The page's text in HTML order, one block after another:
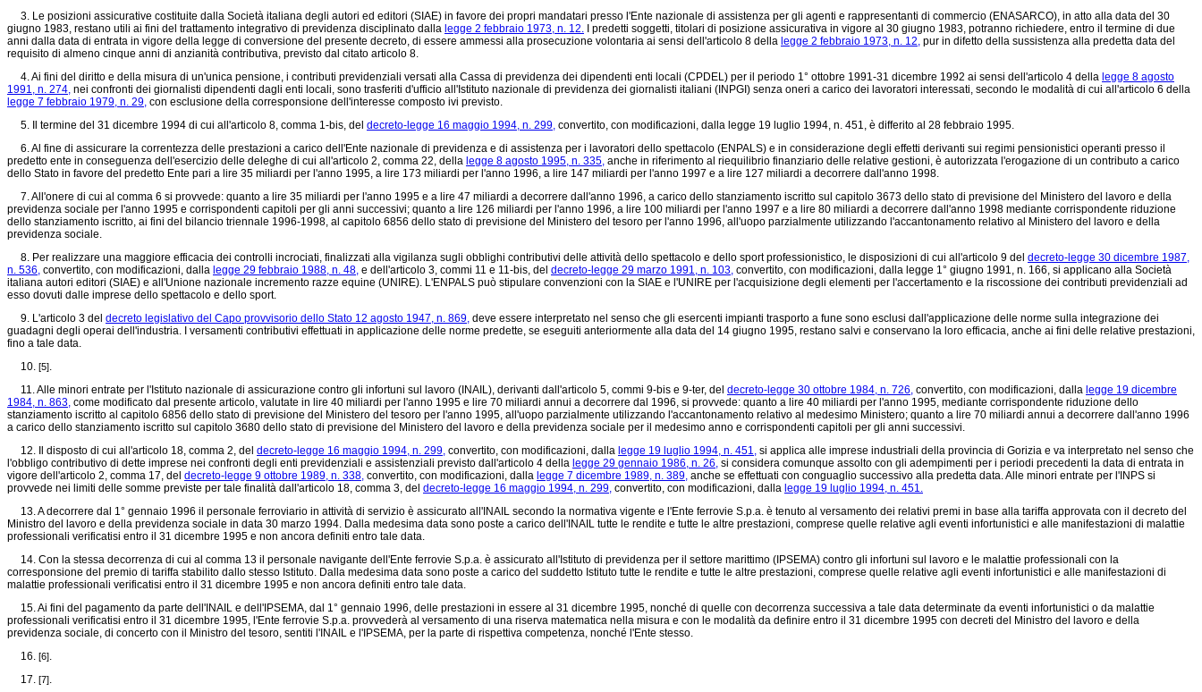
3. Le posizioni assicurative costituite dalla Società italiana degli autori ed editori (SIAE) in favore dei propri mandatari presso l'Ente nazionale di assistenza per gli agenti e rappresentanti di commercio (ENASARCO), in atto alla data del 30
giugno 1983, restano utili ai fini del trattamento integrativo di previdenza disciplinato dalla legge 2 febbraio 1973, n. 12. I predetti soggetti, titolari di posizione assicurativa in vigore al 30 giugno 1983, potranno richiedere, entro il termine di due
anni dalla data di entrata in vigore della legge di conversione del presente decreto, di essere ammessi alla prosecuzione volontaria ai sensi dell'articolo 8 della legge 2 febbraio 1973, n. 12, pur in difetto della sussistenza alla predetta data del
requisito di almeno cinque anni di anzianità contributiva, previsto dal citato articolo 8.
4. Ai fini del diritto e della misura di un'unica pensione, i contributi previdenziali versati alla Cassa di previdenza dei dipendenti enti locali (CPDEL) per il periodo 1° ottobre 1991-31 dicembre 1992 ai sensi dell'articolo 4 della legge 8 agosto
1991, n. 274, nei confronti dei giornalisti dipendenti dagli enti locali, sono trasferiti d'ufficio all'Istituto nazionale di previdenza dei giornalisti italiani (INPGI) senza oneri a carico dei lavoratori interessati, secondo le modalità di cui all'articolo 6 della
legge 7 febbraio 1979, n. 29, con esclusione della corresponsione dell'interesse composto ivi previsto.
5. Il termine del 31 dicembre 1994 di cui all'articolo 8, comma 1-bis, del decreto-legge 16 maggio 1994, n. 299, convertito, con modificazioni, dalla legge 19 luglio 1994, n. 451, è differito al 28 febbraio 1995.
6. Al fine di assicurare la correntezza delle prestazioni a carico dell'Ente nazionale di previdenza e di assistenza per i lavoratori dello spettacolo (ENPALS) e in considerazione degli effetti derivanti sui regimi pensionistici operanti presso il
predetto ente in conseguenza dell'esercizio delle deleghe di cui all'articolo 2, comma 22, della legge 8 agosto 1995, n. 335, anche in riferimento al riequilibrio finanziario delle relative gestioni, è autorizzata l'erogazione di un contributo a carico
dello Stato in favore del predetto Ente pari a lire 35 miliardi per l'anno 1995, a lire 173 miliardi per l'anno 1996, a lire 147 miliardi per l'anno 1997 e a lire 127 miliardi a decorrere dall'anno 1998.
7. All'onere di cui al comma 6 si provvede: quanto a lire 35 miliardi per l'anno 1995 e a lire 47 miliardi a decorrere dall'anno 1996, a carico dello stanziamento iscritto sul capitolo 3673 dello stato di previsione del Ministero del lavoro e della
previdenza sociale per l'anno 1995 e corrispondenti capitoli per gli anni successivi; quanto a lire 126 miliardi per l'anno 1996, a lire 100 miliardi per l'anno 1997 e a lire 80 miliardi a decorrere dall'anno 1998 mediante corrispondente riduzione
dello stanziamento iscritto, ai fini del bilancio triennale 1996-1998, al capitolo 6856 dello stato di previsione del Ministero del tesoro per l'anno 1996, all'uopo parzialmente utilizzando l'accantonamento relativo al Ministero del lavoro e della
previdenza sociale.
8. Per realizzare una maggiore efficacia dei controlli incrociati, finalizzati alla vigilanza sugli obblighi contributivi delle attività dello spettacolo e dello sport professionistico, le disposizioni di cui all'articolo 9 del decreto-legge 30 dicembre 1987,
n. 536, convertito, con modificazioni, dalla legge 29 febbraio 1988, n. 48, e dell'articolo 3, commi 11 e 11-bis, del decreto-legge 29 marzo 1991, n. 103, convertito, con modificazioni, dalla legge 1° giugno 1991, n. 166, si applicano alla Società
italiana autori editori (SIAE) e all'Unione nazionale incremento razze equine (UNIRE). L'ENPALS può stipulare convenzioni con la SIAE e l'UNIRE per l'acquisizione degli elementi per l'accertamento e la riscossione dei contributi previdenziali ad
esso dovuti dalle imprese dello spettacolo e dello sport.
9. L'articolo 3 del decreto legislativo del Capo provvisorio dello Stato 12 agosto 1947, n. 869, deve essere interpretato nel senso che gli esercenti impianti trasporto a fune sono esclusi dall'applicazione delle norme sulla integrazione dei
guadagni degli operai dell'industria. I versamenti contributivi effettuati in applicazione delle norme predette, se eseguiti anteriormente alla data del 14 giugno 1995, restano salvi e conservano la loro efficacia, anche ai fini delle relative prestazioni,
fino a tale data.
10. [5].
11. Alle minori entrate per l'Istituto nazionale di assicurazione contro gli infortuni sul lavoro (INAIL), derivanti dall'articolo 5, commi 9-bis e 9-ter, del decreto-legge 30 ottobre 1984, n. 726, convertito, con modificazioni, dalla legge 19 dicembre
1984, n. 863, come modificato dal presente articolo, valutate in lire 40 miliardi per l'anno 1995 e lire 70 miliardi annui a decorrere dal 1996, si provvede: quanto a lire 40 miliardi per l'anno 1995, mediante corrispondente riduzione dello
stanziamento iscritto al capitolo 6856 dello stato di previsione del Ministero del tesoro per l'anno 1995, all'uopo parzialmente utilizzando l'accantonamento relativo al medesimo Ministero; quanto a lire 70 miliardi annui a decorrere dall'anno 1996
a carico dello stanziamento iscritto sul capitolo 3680 dello stato di previsione del Ministero del lavoro e della previdenza sociale per il medesimo anno e corrispondenti capitoli per gli anni successivi.
12. Il disposto di cui all'articolo 18, comma 2, del decreto-legge 16 maggio 1994, n. 299, convertito, con modificazioni, dalla legge 19 luglio 1994, n. 451, si applica alle imprese industriali della provincia di Gorizia e va interpretato nel senso che
l'obbligo contributivo di dette imprese nei confronti degli enti previdenziali e assistenziali previsto dall'articolo 4 della legge 29 gennaio 1986, n. 26, si considera comunque assolto con gli adempimenti per i periodi precedenti la data di entrata in
vigore dell'articolo 2, comma 17, del decreto-legge 9 ottobre 1989, n. 338, convertito, con modificazioni, dalla legge 7 dicembre 1989, n. 389, anche se effettuati con conguaglio successivo alla predetta data. Alle minori entrate per l'INPS si
provvede nei limiti delle somme previste per tale finalità dall'articolo 18, comma 3, del decreto-legge 16 maggio 1994, n. 299, convertito, con modificazioni, dalla legge 19 luglio 1994, n. 451.
13. A decorrere dal 1° gennaio 1996 il personale ferroviario in attività di servizio è assicurato all'INAIL secondo la normativa vigente e l'Ente ferrovie S.p.a. è tenuto al versamento dei relativi premi in base alla tariffa approvata con il decreto del
Ministro del lavoro e della previdenza sociale in data 30 marzo 1994. Dalla medesima data sono poste a carico dell'INAIL tutte le rendite e tutte le altre prestazioni, comprese quelle relative agli eventi infortunistici e alle manifestazioni di malattie
professionali verificatisi entro il 31 dicembre 1995 e non ancora definiti entro tale data.
14. Con la stessa decorrenza di cui al comma 13 il personale navigante dell'Ente ferrovie S.p.a. è assicurato all'Istituto di previdenza per il settore marittimo (IPSEMA) contro gli infortuni sul lavoro e le malattie professionali con la
corresponsione del premio di tariffa stabilito dallo stesso Istituto. Dalla medesima data sono poste a carico del suddetto Istituto tutte le rendite e tutte le altre prestazioni, comprese quelle relative agli eventi infortunistici e alle manifestazioni di
malattie professionali verificatisi entro il 31 dicembre 1995 e non ancora definiti entro tale data.
15. Ai fini del pagamento da parte dell'INAIL e dell'IPSEMA, dal 1° gennaio 1996, delle prestazioni in essere al 31 dicembre 1995, nonché di quelle con decorrenza successiva a tale data determinate da eventi infortunistici o da malattie
professionali verificatisi entro il 31 dicembre 1995, l'Ente ferrovie S.p.a. provvederà al versamento di una riserva matematica nella misura e con le modalità da definire entro il 31 dicembre 1995 con decreti del Ministro del lavoro e della
previdenza sociale, di concerto con il Ministro del tesoro, sentiti l'INAIL e l'IPSEMA, per la parte di rispettiva competenza, nonché l'Ente stesso.
16. [6].
17. [7].